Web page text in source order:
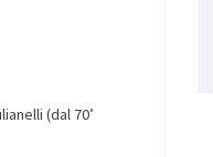
(dal 70’